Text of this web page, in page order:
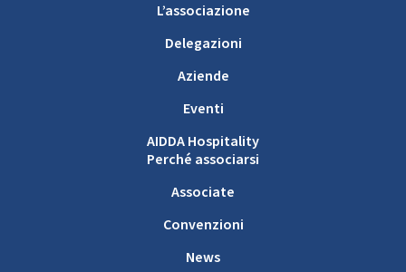
L’associazione
Delegazioni
Aziende
Eventi
AIDDA Hospitality
Perché associarsi
Associate
Convenzioni
News